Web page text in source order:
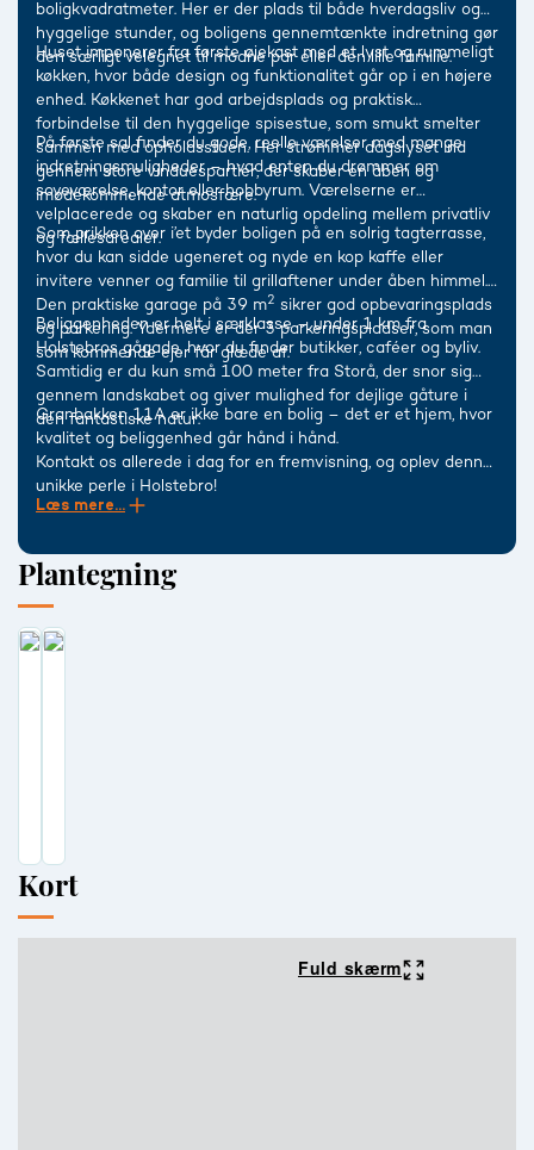
boligkvadratmeter. Her er der plads til både hverdagsliv og
hyggelige stunder, og boligens gennemtænkte indretning gør
den særligt velegnet til modne par eller den lille familie.
Huset imponerer fra første øjekast med et lyst og rummeligt
køkken, hvor både design og funktionalitet går op i en højere
enhed. Køkkenet har god arbejdsplads og praktisk
forbindelse til den hyggelige spisestue, som smukt smelter
sammen med opholdsstuen. Her strømmer dagslyset ind
gennem store vinduespartier, der skaber en åben og
imødekommende atmosfære.
På første sal finder du gode, reelle værelser med mange
indretningsmuligheder – hvad enten du drømmer om
soveværelse, kontor eller hobbyrum. Værelserne er
velplacerede og skaber en naturlig opdeling mellem privatliv
og fællesarealer.
Som prikken over i’et byder boligen på en solrig tagterrasse,
hvor du kan sidde ugeneret og nyde en kop kaffe eller
invitere venner og familie til grillaftener under åben himmel.
Den praktiske garage på 39 m2 sikrer god opbevaringsplads
og parkering. Ydermere er der 3 parkeringspladser, som man
som kommende ejer får glæde af.
Beliggenheden er helt i særklasse – under 1 km fra
Holstebros gågade, hvor du finder butikker, caféer og byliv.
Samtidig er du kun små 100 meter fra Storå, der snor sig
gennem landskabet og giver mulighed for dejlige gåture i
den fantastiske natur.
Granbakken 11A er ikke bare en bolig – det er et hjem, hvor
kvalitet og beliggenhed går hånd i hånd.
Kontakt os allerede i dag for en fremvisning, og oplev denne
unikke perle i Holstebro!
Læs mere...
Plantegning
Kort
Fuld skærm